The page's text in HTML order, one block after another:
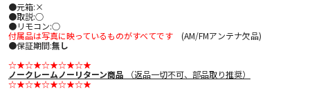
●元箱:×
●取説:○
●リモコン:○
付属品は写真に映っているものがすべてです(AM/FMアンテナ欠品)
●保証期間:無し
☆★☆★☆★☆★☆★
ノークレームノーリターン商品 （返品一切不可、部品取り推奨）
☆★☆★☆★☆★☆★